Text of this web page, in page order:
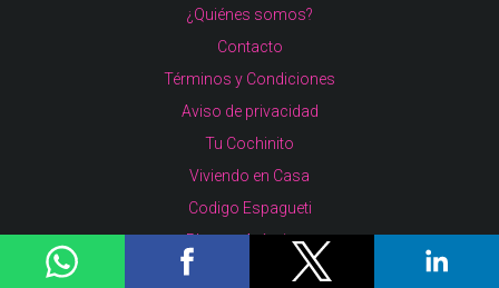
¿Quiénes somos?
Contacto
Términos y Condiciones
Aviso de privacidad
Tu Cochinito
Viviendo en Casa
Codigo Espagueti
Plumas Atómicas